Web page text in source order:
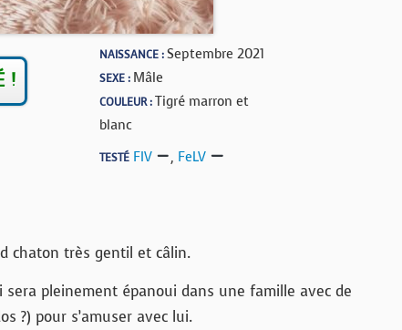
!
NAISSANCE :Septembre 2021
SEXE : Mâle
COULEUR :Tigré marron et
blanc
TESTÉ FIV , FeLV
chaton très gentil et câlin.
sera pleinement épanoui dans une famille avec de
?) pour s’amuser avec lui.